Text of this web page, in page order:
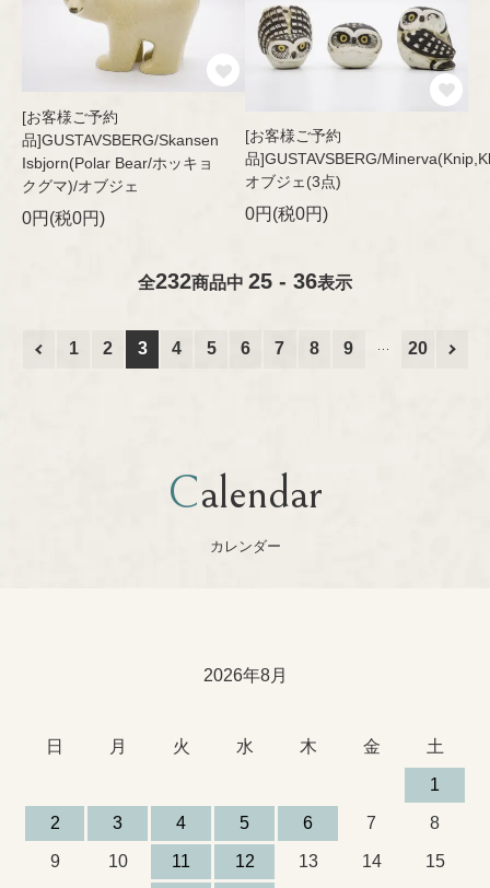
[お客様ご予約
品]GUSTAVSBERG/Skansen
Isbjorn(Polar Bear/ホッキョ
クグマ)/オブジェ
0円(税0円)
[お客様ご予約
品]GUSTAVSBERG/
オブジェ(3点)
0円(税0円)
全232商品中 25 - 36表示
1 2 3 4 5 6 7 8 9 20
Calendar
カレンダー
2026年8月
日 月 火 水 木 金 土
1
2 3 4 5 6 7 8
9 10 11 12 13 14 15